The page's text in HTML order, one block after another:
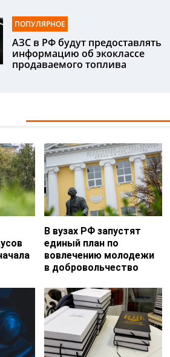
ПОПУЛЯРНОЕ
АЗС в РФ будут предоставлять
информацию об экоклассе
продаваемого топлива
В вузах РФ запустят
единый план по
вовлечению молодежи
в добровольчество